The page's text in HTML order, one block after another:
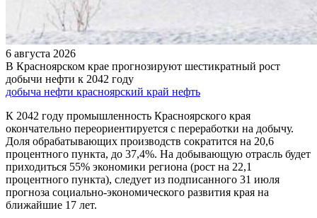
6 августа 2026
В Красноярском крае прогнозируют шестикратный рост
добычи нефти к 2042 году
добыча нефти красноярский край нефть
К 2042 году промышленность Красноярского края
окончательно переориентируется с переработки на добычу.
Доля обрабатывающих производств сократится на 20,6
процентного пункта, до 37,4%. На добывающую отрасль будет
приходиться 55% экономики региона (рост на 22,1
процентного пункта), следует из подписанного 31 июля
прогноза социально-экономического развития края на
ближайшие 17 лет.